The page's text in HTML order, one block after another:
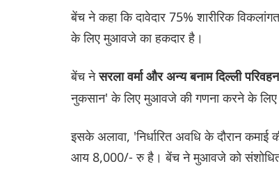
बेंच ने कहा कि दावेदार 75% शारीरिक
के लिए मुआवजे का हकदार है।
बेंच नेसरला वर्मा और अन्य बनाम दिल्ली
नुकसान' के लिए मुआवजे की गणना करने के लिए
इसके अलावा, 'निर्धारित अवधि के दौरान
आय 8,000/- रु है। बेंच ने मुआवजे को संशोधित/